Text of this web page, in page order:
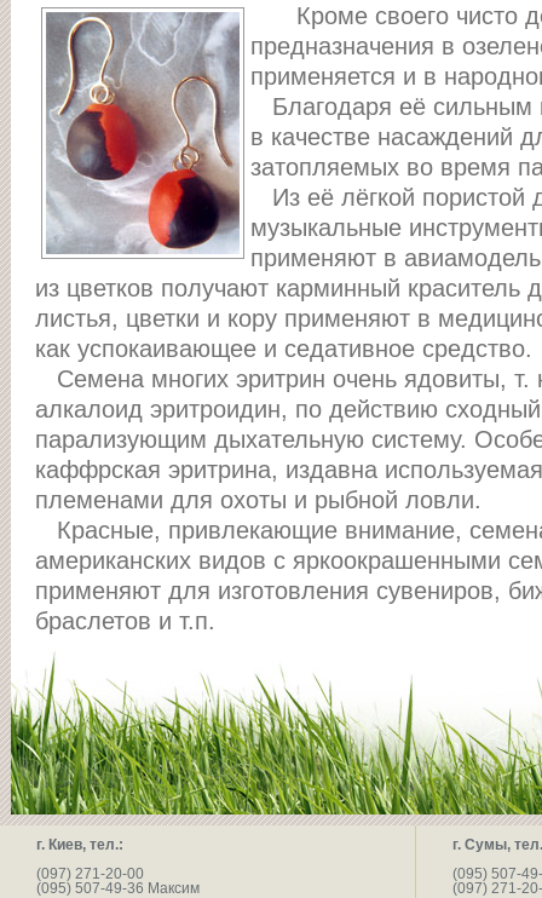
Кроме своего чисто
предназначения в
применяется и в
Благодаря её сильным
в качестве насаждений
затопляемых во время
Из её лёгкой пористой
музыкальные
применяют в
из цветков получают карминный краситель
листья, цветки и кору применяют в
как успокаивающее и седативное средство.
Семена многих эритрин очень ядовиты, т.
алкалоид эритроидин, по действию
парализующим дыхательную систему.
каффрская эритрина, издавна
племенами для охоты и рыбной ловли.
Красные, привлекающие внимание,
американских видов с яркоокрашенными
применяют для изготовления сувениров,
браслетов и т.п.
г. Киев, тел.:
(097) 271-20-00
(095) 507-49-36 Максим
г. Сумы,
(095) 507-
(097) 271-